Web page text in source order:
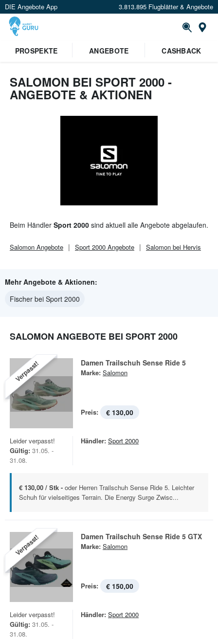
DIE Angebote App 3.813.895 Flugblätter & Angebote
PROSPEKTE
ANGEBOTE CASHBACK
SALOMON BEI SPORT 2000 -
ANGEBOTE & AKTIONEN
Beim Händler Sport 2000 sind aktuell alle Angebote abgelaufen.
Salomon Angebote Sport 2000 Angebote Salomon bei Hervis
Mehr Angebote & Aktionen:
Fischer bei Sport 2000
SALOMON ANGEBOTE BEI SPORT 2000
Verpasst! Damen Trailschuh Sense Ride 5
Marke: Salomon
Preis: € 130,00
Leider verpasst!
Gültig: 31.05. -
31.08.
Händler: Sport 2000
€ 130,00 / Stk - oder Herren Trailschuh Sense Ride 5. Leichter
Schuh für vielseitiges Terrain. Die Energy Surge Zwisc...
Verpasst! Damen Trailschuh Sense Ride 5 GTX
Marke: Salomon
Preis: € 150,00
Leider verpasst!
Gültig: 31.05. -
31.08.
Händler: Sport 2000